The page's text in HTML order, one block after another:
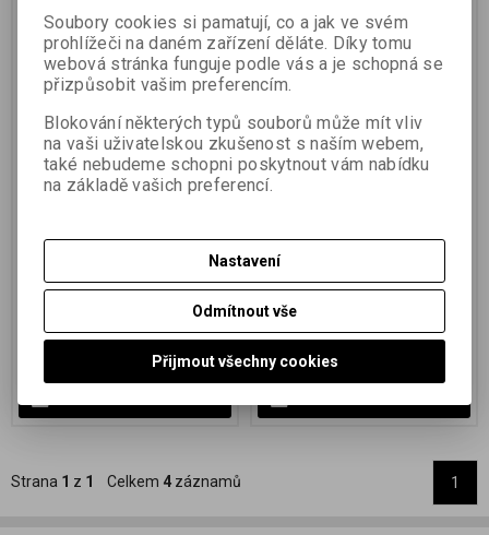
FOMAPASTEL MG 101
yellow 50,8x61 CM
(20x24 INCH)/10 SH.
s proměnnou gradací
(76,38 EUR)
1 911,12 Kč
1 500,47 Kč
FOMAPASTEL MG 101
yellow 12,7x17,8 CM (5x7
INCH)/25 SH.
barevné FB podložce
s proměnnou gradací
787,90 Kč
829,37 Kč
(Vaše cena
bez DPH:)
Strana 1 z 1 Celkem 4 záznamů 1
Soubory cookies si pamatují, co a jak ve svém
prohlížeči na daném zařízení děláte. Díky tomu
webová stránka funguje podle vás a je schopná se
přizpůsobit vašim preferencím.
Blokování některých typů souborů může mít vliv
na vaši uživatelskou zkušenost s naším webem,
také nebudeme schopni poskytnout vám nabídku
na základě vašich preferencí.
Nastavení
Odmítnout vše
Přijmout všechny cookies